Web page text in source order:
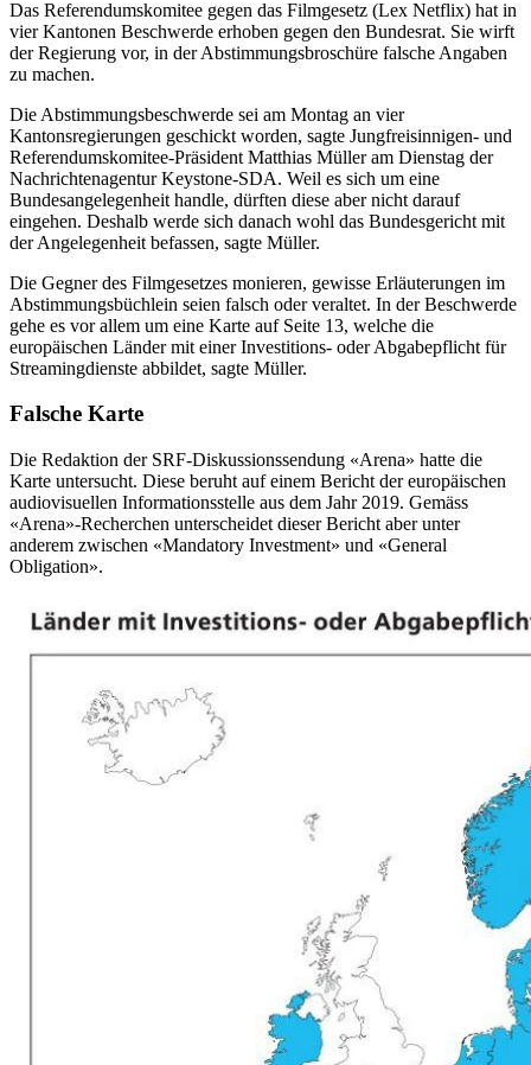
Das Referendumskomitee gegen das Filmgesetz (Lex Netflix) hat in
vier Kantonen Beschwerde erhoben gegen den Bundesrat. Sie wirft
der Regierung vor, in der Abstimmungsbroschüre falsche Angaben
zu machen.
Die Abstimmungsbeschwerde sei am Montag an vier
Kantonsregierungen geschickt worden, sagte Jungfreisinnigen- und
Referendumskomitee-Präsident Matthias Müller am Dienstag der
Nachrichtenagentur Keystone-SDA. Weil es sich um eine
Bundesangelegenheit handle, dürften diese aber nicht darauf
eingehen. Deshalb werde sich danach wohl das Bundesgericht mit
der Angelegenheit befassen, sagte Müller.
Die Gegner des Filmgesetzes monieren, gewisse Erläuterungen im
Abstimmungsbüchlein seien falsch oder veraltet. In der Beschwerde
gehe es vor allem um eine Karte auf Seite 13, welche die
europäischen Länder mit einer Investitions- oder Abgabepflicht für
Streamingdienste abbildet, sagte Müller.
Falsche Karte
Die Redaktion der SRF-Diskussionssendung «Arena» hatte die
Karte untersucht. Diese beruht auf einem Bericht der europäischen
audiovisuellen Informationsstelle aus dem Jahr 2019. Gemäss
«Arena»-Recherchen unterscheidet dieser Bericht aber unter
anderem zwischen «Mandatory Investment» und «General
Obligation».